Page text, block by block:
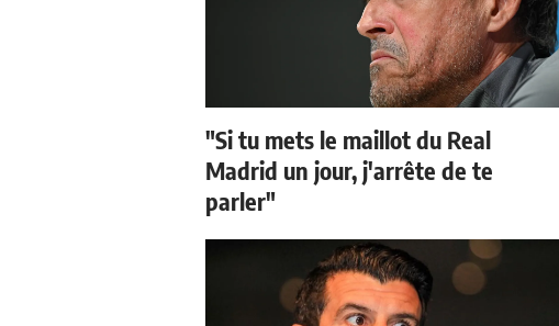
"Si tu mets le maillot du Real
Madrid un jour, j'arrête de te
parler"